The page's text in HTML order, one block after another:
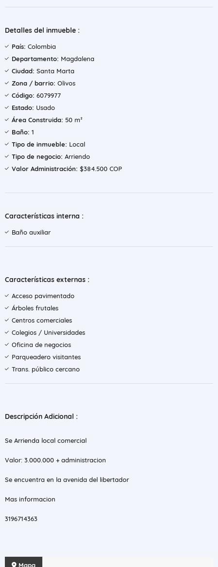
Detalles del inmueble :
País: Colombia
Departamento: Magdalena
Ciudad: Santa Marta
Zona / barrio: Olivos
Código: 6079977
Estado: Usado
Área Construida: 50 m²
Baño: 1
Tipo de inmueble: Local
Tipo de negocio: Arriendo
Valor Administración: $384.500 COP
Características interna :
Baño auxiliar
Características externas :
Acceso pavimentado
Árboles frutales
Centros comerciales
Colegios / Universidades
Oficina de negocios
Parqueadero visitantes
Trans. público cercano
Descripción Adicional :
Se Arrienda local comercial
Valor: 3.000.000 + administracion
Se encuentra en la avenida del libertador
Mas informacion
3196714363
Mapa